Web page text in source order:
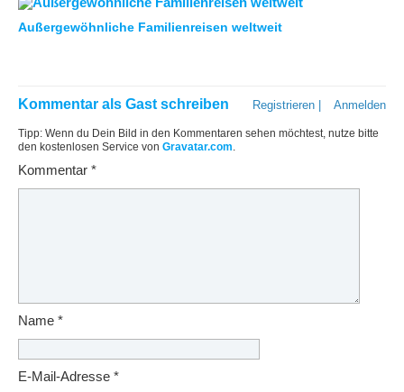
Außergewöhnliche Familienreisen weltweit
Anmelden
Registrieren
Kommentar als Gast schreiben
Tipp: Wenn du Dein Bild in den Kommentaren sehen möchtest, nutze bitte
den kostenlosen Service von Gravatar.com
Kommentar *
Name *
E-Mail-Adresse *